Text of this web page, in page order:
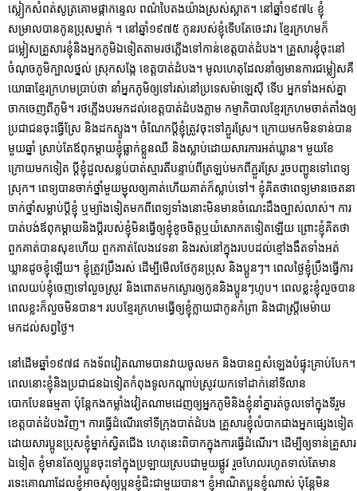
ស្លៀកសំពត់សូត្រគោមផ្កាកន្ទេល ពណ៌បៃតងយ៉ាងស្រស់ស្អាត។ នៅឆ្នាំ១៩៧៤ ខ្ញុំ
សម្រាលបានកូនប្រុសម្នាក់ ។ នៅឆ្នាំ១៩៧៥ កូនរបស់ខ្ញុំទើបតែចេះវារ ខ្មែរក្រហមក៏
ជម្លៀសគ្រួសារខ្ញុំនិងអ្នកភូមិឯទៀតតាមរថភ្លើងទៅកាន់ខេត្តបាត់ដំបង។ គ្រួសារខ្ញុំចុះនៅ
ចំណុចភូមិក្បាលថ្នល់ ស្រុកសង្កែ ខេត្តបាត់ដំបង។ មូលហេតុដែលនាំឲ្យមានការជម្លៀសគឺ
យោធាខ្មែរក្រហមប្រាប់ថា នាំអ្នកភូមិឲ្យទៅរស់នៅប្រទេសម៉ាឡេស៊ី ទើប អ្នកទាំងអស់គ្នា
ចាកចេញពីភូមិ។ រថភ្លើងបរមកដល់ខេត្តបាត់ដំបងភ្លាម កម្មាភិបាលខ្មែរក្រហមចាត់តាំងឲ្យ
ប្រជាជនចុះធ្វើស្រែ និងដកស្ទូង។ ចំណែកប្តីខ្ញុំត្រូវចុះទៅភ្ជួរស្រែ។ ក្រោយមកមិនទាន់បាន
មួយឆ្នាំ ស្រាប់តែឪពុកម្តាយខ្ញុំធ្លាក់ខ្លួនឈឺ និងស្លាប់ដោយសារការអត់ឃ្លាន។ មួយខែ
ក្រោយមកទៀត ប្ដីខ្ញុំដួលសន្លប់បាត់ស្មារតីបន្ទាប់ពីត្រឡប់មកពីភ្ជួរស្រែ រួចបញ្ជូនទៅពេទ្យ
ស្រុក។ ពេទ្យបានចាក់ថ្នាំមួយម្ជុលឲ្យគាត់ហើយគាត់ក៏ស្លាប់ទៅ។ ខ្ញុំគិតថាពេទ្យមានចេតនា
ចាក់ថ្នាំសម្លាប់ប្ដីខ្ញុំ ឬម្យ៉ាងទៀតមកពីពេទ្យទាំងនោះមិនមានចំណេះដឹងច្បាស់លាស់។ ការ
បាត់បង់ឪពុកម្តាយនិងប្តីរបស់ខ្ញុំមិនធ្វើឲ្យខ្ញុំខូចចិត្តឬយំសោកតទៀតឡើយ ព្រោះខ្ញុំគិតថា
ពួកគាត់បានសុខហើយ ពួកគាត់លែងវេទនា និងរស់នៅក្នុងរបបដល់ខ្មៅងងឹតទាំងអត់
ឃ្លានដូចខ្ញុំឡើយ។ ខ្ញុំត្រូវប្រឹងរស់ ដើម្បីមើលថែកូនប្រុស និងប្អូនៗ។ ពេលថ្ងៃខ្ញុំប្រឹងធ្វើការ
ពេលយប់ខ្ញុំចេញទៅលួចស្រូវ និងពោតមកស្ងោរឲ្យកូននិងប្អូនៗហូប។ ពេលខ្លះខ្ញុំលួចបាន
ពេលខ្លះក៏លួចមិនបាន។ របបខ្មែរក្រហមធ្វើឲ្យខ្ញុំក្លាយជាកូនកំព្រា និងជាស្រ្តីមេម៉ាយ
មកដល់សព្វថ្ងៃ។
នៅដើមឆ្នាំ១៩៧៨ កងទ័ពវៀតណាមបានវាយចូលមក និងបានឮសំឡេងបំផ្ទុះគ្រាប់បែក។
ពេលនោះខ្ញុំនិងប្រជាជនឯទៀតកំពុងទូលកណ្ដាប់សូ្រវយកទៅដាក់នៅទីលាន
បោកបែនធម្មតា ប៉ុន្តែកងកម្លាំងវៀតណាមដេញឲ្យអ្នកភូមិនិងខ្ញុំនាំគ្នារត់ចូលទៅក្នុងទីរួម
ខេត្តបាត់ដំបងវិញ។ ការធ្វើដំណើរទៅទីក្រុងបាត់ដំបង គ្រួសារខ្ញុំលំបាកជាងអ្នកផ្សេងទៀត
ដោយសារប្អូនប្រុសខ្ញុំម្នាក់ស្វិតជើង ហេតុនេះពិបាកក្នុងការធ្វើដំណើរ។ ដើម្បីឲ្យទាន់គ្រួសារ
ឯទៀត ខ្ញុំមានតែឲ្យប្អូនចុះទៅក្នុងប្រឡាយស្របជាមួយផ្លូវ រួចហែលរហូតទាល់តែមាន
រទេះគោណាដែលខ្ញុំអាចសុំឲ្យប្អូនខ្ញុំជិះជាមួយបាន។ ខ្ញុំអាណិតប្អូនខ្ញុំណាស់ ប៉ុន្តែមិន